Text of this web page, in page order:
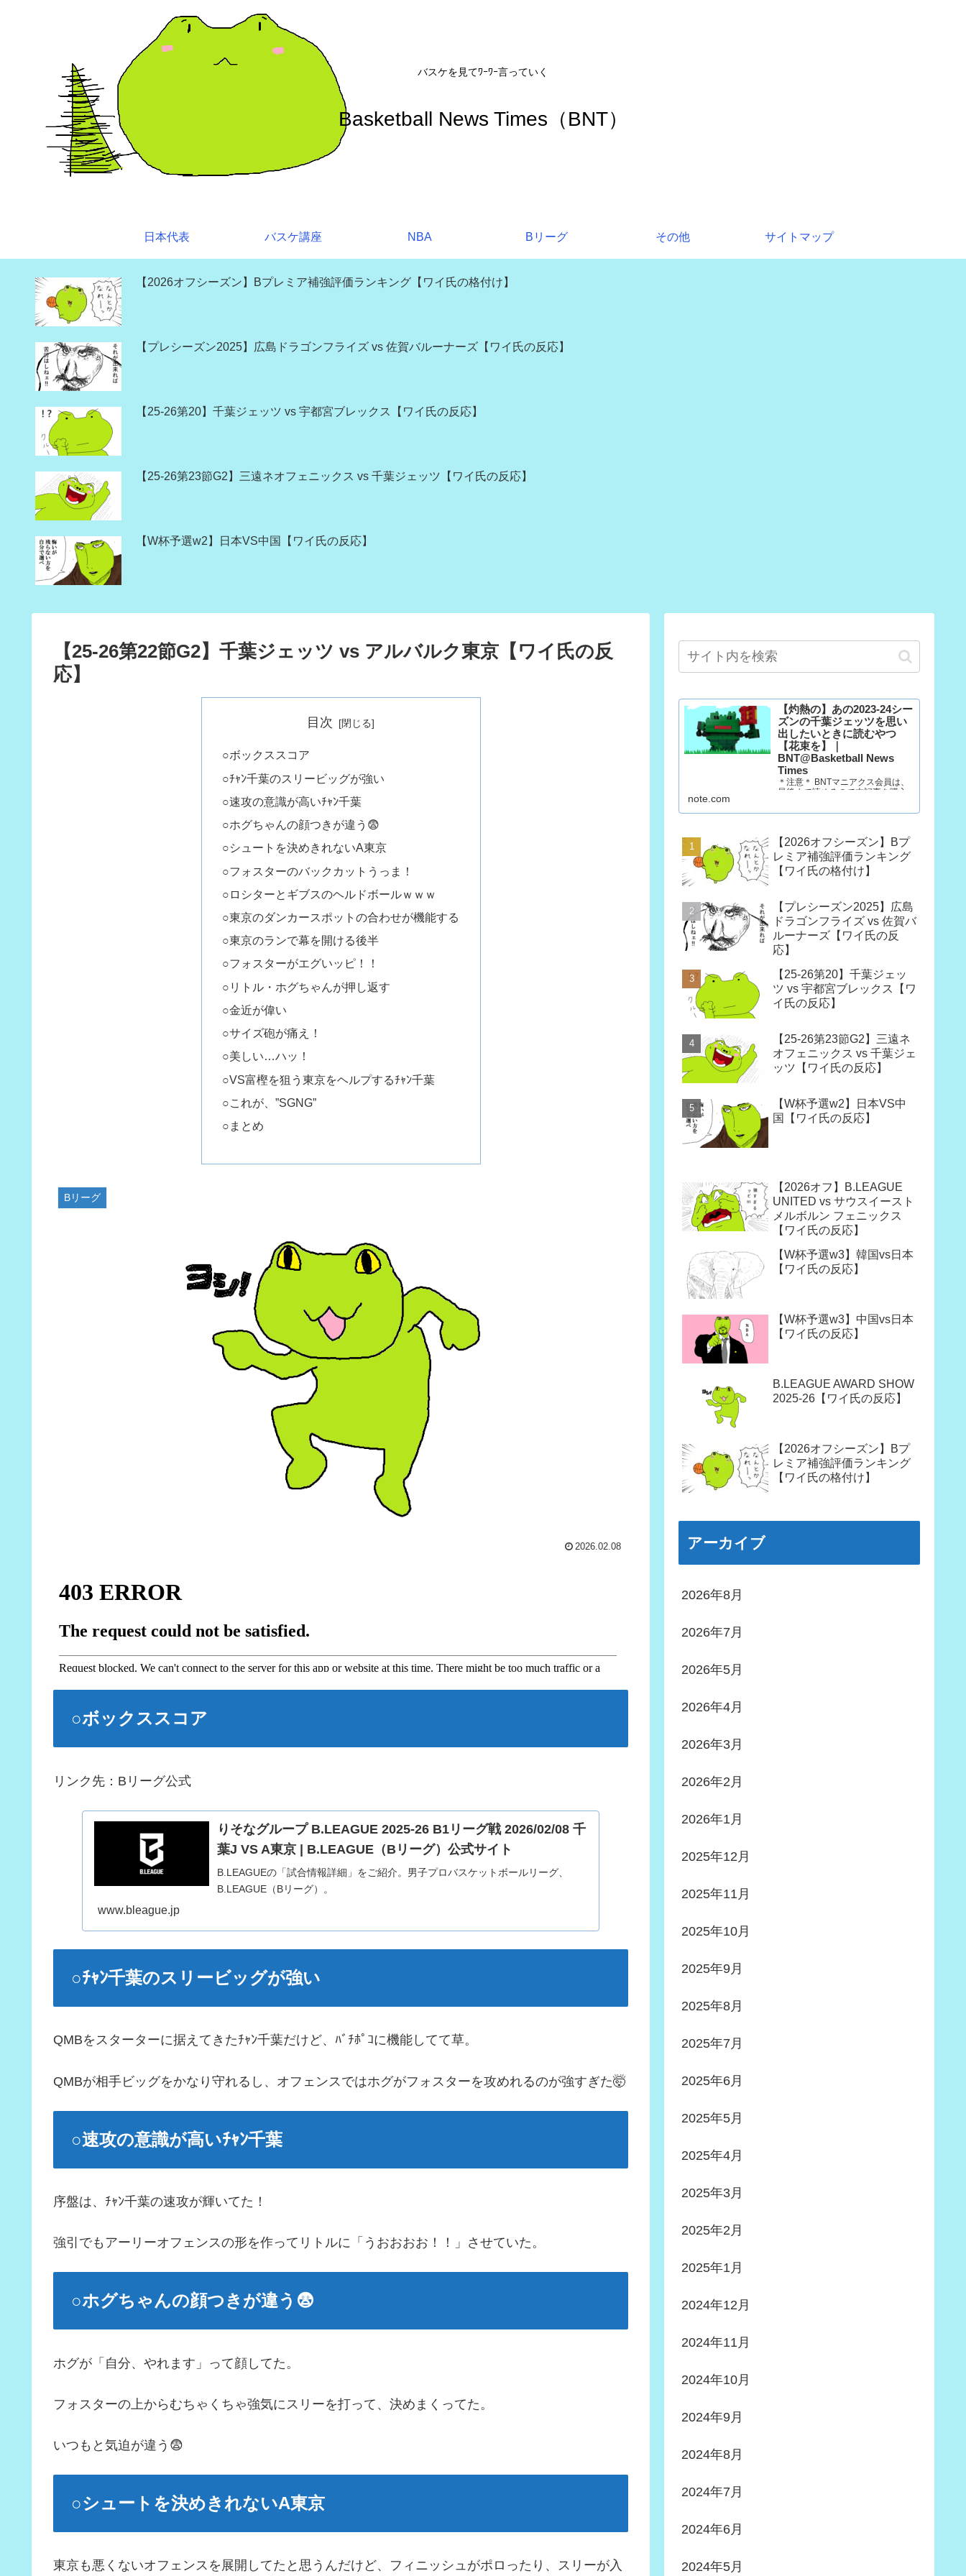
バスケを見てﾜｰﾜｰ言っていく
Basketball News Times（BNT）
日本代表 バスケ講座 NBA Bリーグ その他 サイトマップ
【2026オフシーズン】Bプレミア補強評価ランキング【ワイ氏の格付け】
【プレシーズン2025】広島ドラゴンフライズ vs 佐賀バルーナーズ【ワイ氏の反応】
【25-26第20】千葉ジェッツ vs 宇都宮ブレックス【ワイ氏の反応】
【25-26第23節G2】三遠ネオフェニックス vs 千葉ジェッツ【ワイ氏の反応】
【W杯予選w2】日本VS中国【ワイ氏の反応】
【25-26第22節G2】千葉ジェッツ vs アルバルク東京【ワイ氏の反
応】
目次
○ボックススコア
○ﾁｬﾝ千葉のスリービッグが強い
○速攻の意識が高いﾁｬﾝ千葉
○ホグちゃんの顔つきが違う😨
○シュートを決めきれないA東京
○フォスターのバックカットうっま！
○ロシターとギブスのヘルドボールｗｗｗ
○東京のダンカースポットの合わせが機能する
○東京のランで幕を開ける後半
○フォスターがエグいッピ！！
○リトル・ホグちゃんが押し返す
○金近が偉い
○サイズ砲が痛え！
○美しい…ハッ！
○VS富樫を狙う東京をヘルプするﾁｬﾝ千葉
○これが、”SGNG”
○まとめ
Bリーグ
2026.02.08
○ボックススコア
リンク先：Bリーグ公式
りそなグループ B.LEAGUE 2025-26 B1リーグ戦 2026/02/08 千
葉J VS A東京 | B.LEAGUE（Bリーグ）公式サイト
B.LEAGUEの「試合情報詳細」をご紹介。男子プロバスケットボールリーグ、
B.LEAGUE（Bリーグ）。
www.bleague.jp
○ﾁｬﾝ千葉のスリービッグが強い
QMBをスターターに据えてきたﾁｬﾝ千葉だけど、ﾊﾞﾁﾎﾟｺに機能してて草。
QMBが相手ビッグをかなり守れるし、オフェンスではホグがフォスターを攻めれるのが強すぎた🤯
○速攻の意識が高いﾁｬﾝ千葉
序盤は、ﾁｬﾝ千葉の速攻が輝いてた！
強引でもアーリーオフェンスの形を作ってリトルに「うおおおお！！」させていた。
○ホグちゃんの顔つきが違う😨
ホグが「自分、やれます」って顔してた。
フォスターの上からむちゃくちゃ強気にスリーを打って、決めまくってた。
いつもと気迫が違う😨
○シュートを決めきれないA東京
東京も悪くないオフェンスを展開してたと思うんだけど、フィニッシュがポロったり、スリーが入
【灼熱の】あの2023-24シー
ズンの千葉ジェッツを思い
出したいときに読むやつ
【花束を】｜
BNT@Basketball News
Times
＊注意＊ BNTマニアクス会員は、
最後まで読めるので本記事を購入
ス会員以外の方で、「この記事だ
れば、今月だけマニアクス会員に
なった方が390円安いです。
（訳：石油王は3部買っていけ）
10年後も千葉…
note.com
【2026オフシーズン】Bプ
レミア補強評価ランキング
【ワイ氏の格付け】
【プレシーズン2025】広島
ドラゴンフライズ vs 佐賀バ
ルーナーズ【ワイ氏の反
応】
【25-26第20】千葉ジェッ
ツ vs 宇都宮ブレックス【ワ
イ氏の反応】
【25-26第23節G2】三遠ネ
オフェニックス vs 千葉ジェ
ッツ【ワイ氏の反応】
【W杯予選w2】日本VS中
国【ワイ氏の反応】
【2026オフ】B.LEAGUE
UNITED vs サウスイースト
メルボルン フェニックス
【ワイ氏の反応】
【W杯予選w3】韓国vs日本
【ワイ氏の反応】
【W杯予選w3】中国vs日本
【ワイ氏の反応】
B.LEAGUE AWARD SHOW
2025-26【ワイ氏の反応】
【2026オフシーズン】Bプ
レミア補強評価ランキング
【ワイ氏の格付け】
アーカイブ
2026年8月
2026年7月
2026年5月
2026年4月
2026年3月
2026年2月
2026年1月
2025年12月
2025年11月
2025年10月
2025年9月
2025年8月
2025年7月
2025年6月
2025年5月
2025年4月
2025年3月
2025年2月
2025年1月
2024年12月
2024年11月
2024年10月
2024年9月
2024年8月
2024年7月
2024年6月
2024年5月